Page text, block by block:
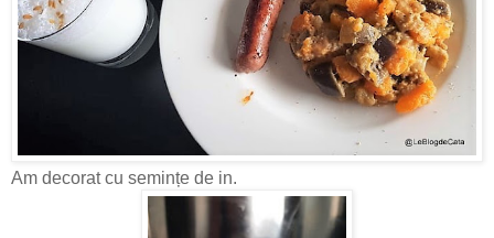
Am decorat cu semințe de in.